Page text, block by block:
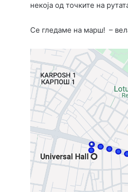
некоја од точките на
Се гледаме на марш! –